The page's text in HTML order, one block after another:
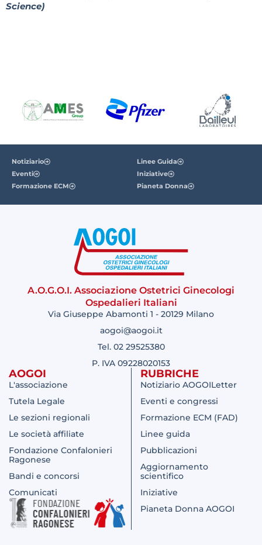
Science)
Notiziario
Eventi
Formazione ECM
Linee Guida
Iniziative
Pianeta Donna
A.O.G.O.I. Associazione Ostetrici Ginecologi
Ospedalieri Italiani
Via Giuseppe Abamonti 1 - 20129 Milano
aogoi@aogoi.it
Tel. 02 29525380
P. IVA 09228020153
AOGOI
L'associazione
Tutela Legale
Le sezioni regionali
Le società affiliate
Fondazione Confalonieri
Ragonese
Bandi e concorsi
Comunicati
RUBRICHE
Notiziario AOGOILetter
Eventi e congressi
Formazione ECM (FAD)
Linee guida
Pubblicazioni
Aggiornamento
scientifico
Iniziative
Pianeta Donna AOGOI